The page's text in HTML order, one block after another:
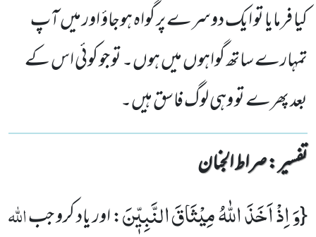
کیا فرمایا تو ایک دوسرے پر گواہ ہوجاؤ اور میں آپ
تمہارے ساتھ گواہوں میں ہوں۔ تو جو کوئی اس کے
بعد پھرے تو وہی لوگ فاسق ہیں۔
تفسیر : ‎صراط الجنان
{وَ اِذْ اَخَذَ اللّٰهُ مِیْثَاقَ النَّبِیّٖنَ: اور یاد کرو جباللہ